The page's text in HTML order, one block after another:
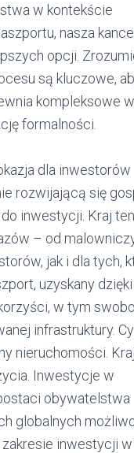
w kontekście
nasza
opcji.
są kluczowe,
kompleksowe
formalności.
dla inwestorów
rozwijającą się
inwestycji. Kraj
– od
jak i dla tych,
uzyskany dzięki
w tym
infrastruktury.
nieruchomości.
Inwestycje w
obywatelstwa
globalnych
inwestycji